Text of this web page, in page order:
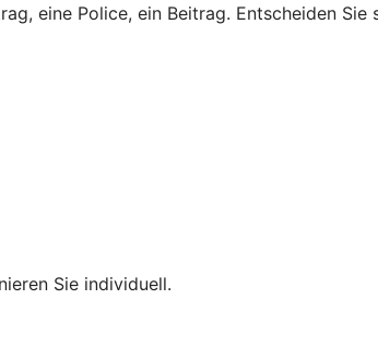
eine Police, ein Beitrag. Entscheiden
Sie individuell.